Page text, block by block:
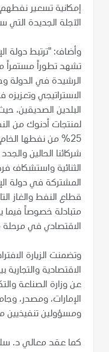
إمكانية تسعير
الآجلة الجديدة
وأضاف: "ترتبط دولة
تشهد تطوراً مستمراً
الرشيدة في الدولة
الاستراتيجي وتعزيزه
البلدين الصديقين،
لمنتجات أدنوك من
25% من نفطها
شركائنا الحالين
الثنائية واستشكاف
المشتركة في دولة
قطاع النفط والغاز
متبادلة خصوصاً فيما
الاقتصادي في مرحلة
وتضمنت الزيارة
الاقتصادية
عن وزارة الصناعة
الإمارات، ومصدر،
ومسؤولين تنفيذيين
كما عقد معالي د.